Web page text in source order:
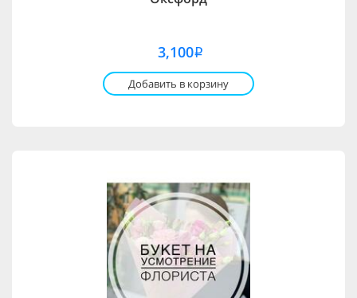
3,100i
Добавить в корзину